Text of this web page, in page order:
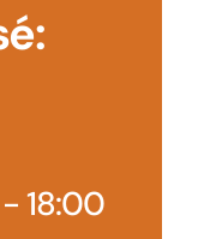
18:00